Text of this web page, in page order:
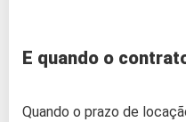
E quando o
Quando o prazo de